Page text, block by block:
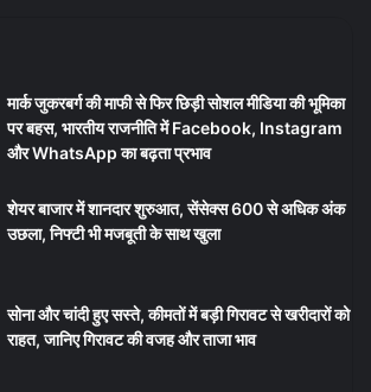
मार्क जुकरबर्ग की माफी से फिर छिड़ी सोशल मीडिया की भूमिका
पर बहस, भारतीय राजनीति में Facebook, Instagram
और WhatsApp का बढ़ता प्रभाव
शेयर बाजार में शानदार शुरुआत, सेंसेक्स 600 से अधिक अंक
उछला, निफ्टी भी मजबूती के साथ खुला
सोना और चांदी हुए सस्ते, कीमतों में बड़ी गिरावट से खरीदारों को
राहत, जानिए गिरावट की वजह और ताजा भाव